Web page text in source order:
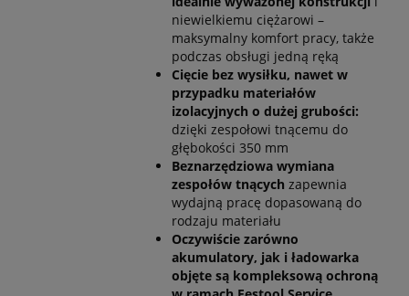
niewielkiemu ciężarowi –
maksymalny komfort pracy, także
podczas obsługi jedną ręką
Cięcie bez wysiłku, nawet w
przypadku materiałów
izolacyjnych o dużej grubości:
dzięki zespołowi tnącemu do
głębokości 350 mm
Beznarzędziowa wymiana
zespołów tnących zapewnia
wydajną pracę dopasowaną do
rodzaju materiału
Oczywiście zarówno
akumulatory, jak i ładowarka
objęte są kompleksową ochroną